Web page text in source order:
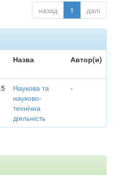
назад 1 далі
Назва Автор(и)
Наукова та
науково-
технічна
діяльність
-